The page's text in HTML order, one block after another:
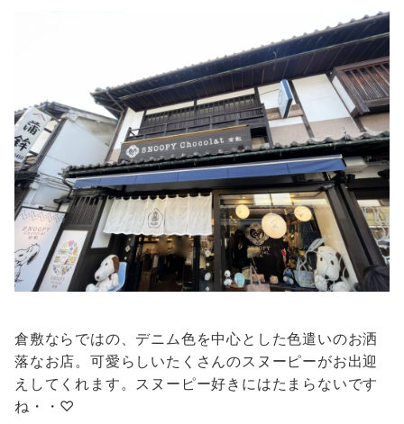
倉敷ならではの、デニム色を中心とした色遣いのお洒
落なお店。可愛らしいたくさんのスヌーピーがお出迎
えしてくれます。スヌーピー好きにはたまらないです
ね・・♡